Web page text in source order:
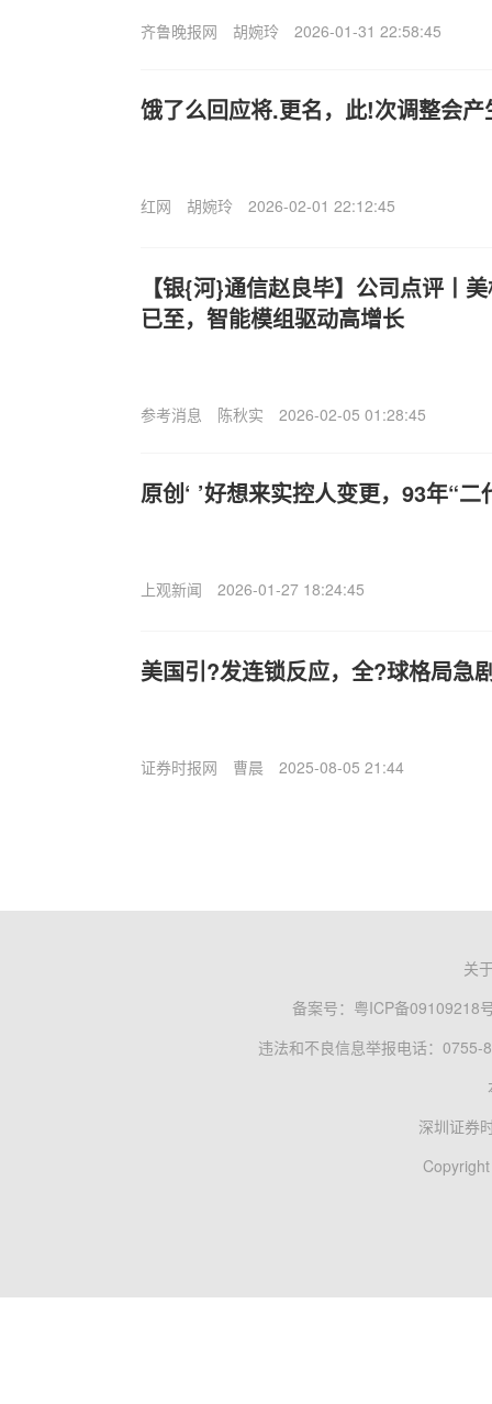
齐鲁晚报网 胡婉玲 2026-01-31 22:58:45
饿了么回应将.更名，此!次调整会
红网 胡婉玲 2026-02-01 22:12:45
【银{河}通信赵良毕】公司点评丨
已至，智能模组驱动高增长
参考消息 陈秋实 2026-02-05 01:28:45
原创‘ ’好想来实控人变更，93年“二
上观新闻 2026-01-27 18:24:45
美国引?发连锁反应，全?球格局急
证券时报网 曹晨 2025-08-05 21:44
关
备案号： 粤ICP备09109218
违法和不良信息举报电话：0755-
深圳证券